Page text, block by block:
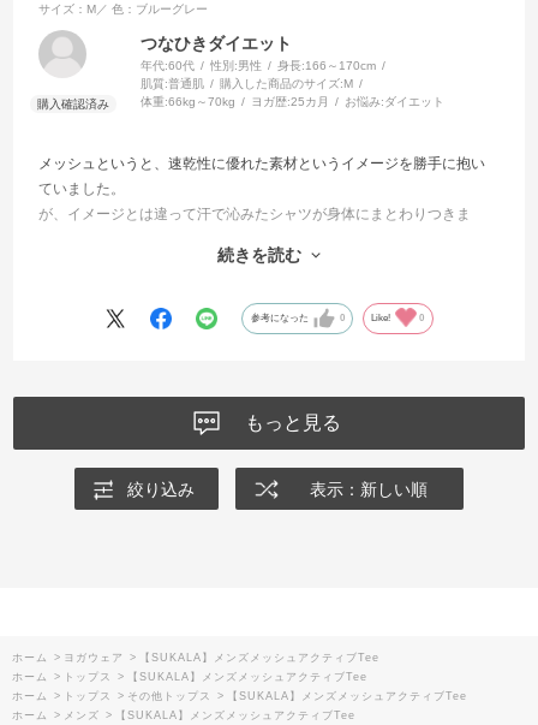
サイズ：M／ 色：ブルーグレー
つなひきダイエット
年代:60代 性別:男性 身長:166～170cm
肌質:普通肌 購入した商品のサイズ:M
体重:66kg～70kg ヨガ歴:25カ月 お悩み:ダイエット
メッシュというと、速乾性に優れた素材というイメージを勝手に抱い
ていました。
が、イメージとは違って汗で沁みたシャツが身体にまとわりつきま
なので、軽度弱め（汗の出が少なめ）のレッスン用に使用していま
続きを読む
参考になった 0 Like! 0
もっと見る
絞り込み 表示：新しい順
ホーム > ヨガウェア >
【SUKALA】メンズメッシュアクティブTee
ホーム
> トップス >
【SUKALA】メンズメッシュアクティブTee
ホーム
> トップス > その他トップス >
【SUKALA】メンズメッシュアクティブTee
ホーム
> メンズ >
【SUKALA】メンズメッシュアクティブTee